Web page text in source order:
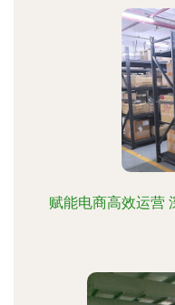
赋能电商高效运营